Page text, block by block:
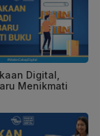
Digital,
Menikmati